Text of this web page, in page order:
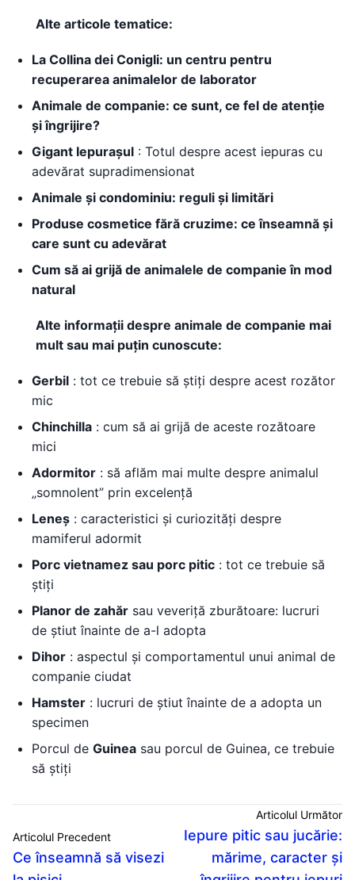
Alte articole tematice:
La Collina dei Conigli: un centru pentru
recuperarea animalelor de laborator
Animale de companie: ce sunt, ce fel de atenție
și îngrijire?
Gigant Iepurașul : Totul despre acest iepuras cu
adevărat supradimensionat
Animale și condominiu: reguli și limitări
Produse cosmetice fără cruzime: ce înseamnă și
care sunt cu adevărat
Cum să ai grijă de animalele de companie în mod
natural
Alte informații despre animale de companie mai
mult sau mai puțin cunoscute:
Gerbil : tot ce trebuie să știți despre acest rozător
mic
Chinchilla : cum să ai grijă de aceste rozătoare
mici
Adormitor : să aflăm mai multe despre animalul
„somnolent” prin excelență
Leneș : caracteristici și curiozități despre
mamiferul adormit
Porc vietnamez sau porc pitic : tot ce trebuie să
știți
Planor de zahăr sau veveriță zburătoare: lucruri
de știut înainte de a-l adopta
Dihor : aspectul și comportamentul unui animal de
companie ciudat
Hamster : lucruri de știut înainte de a adopta un
specimen
Porcul de Guinea sau porcul de Guinea, ce trebuie
să știți
Articolul Precedent
Ce înseamnă să visezi
Articolul Următor
Iepure pitic sau jucărie:
mărime, caracter și